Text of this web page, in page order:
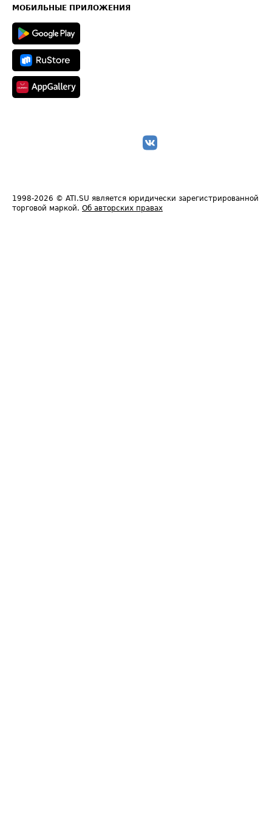
Техническая информация
МОБИЛЬНЫЕ ПРИЛОЖЕНИЯ
1998-2026 © ATI.SU является юридически зарегистрированной
торговой маркой. Об авторских правах